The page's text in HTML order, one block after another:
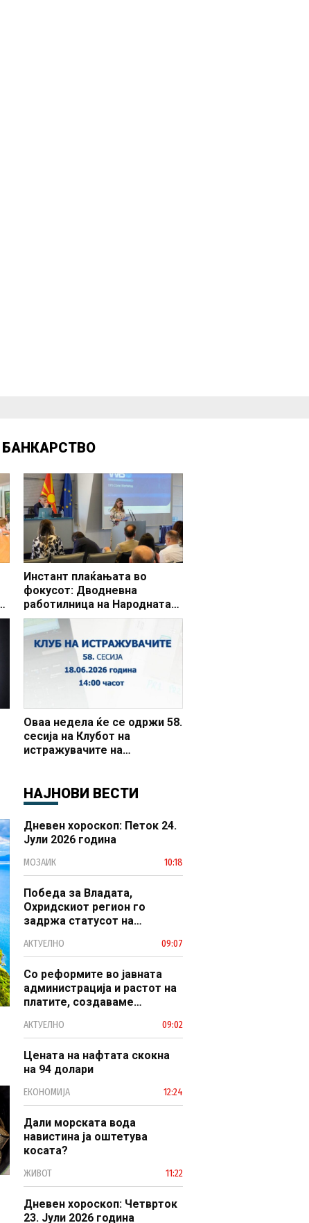
БАНКАРСТВО
Инстант плаќањата во
фокусот: Дводневна
работилница на Народната
банка со платежната
заедница
Оваа недела ќе се одржи 58.
сесија на Клубот на
истражувачите на
НАЈНОВИ ВЕСТИ
Дневен хороскоп: Петок 24.
Јули 2026 година
МОЗАИК 10:18
Победа за Владата,
Охридскиот регион го
задржа статусот на
наследство
АКТУЕЛНО 09:07
Со реформите во јавната
администрација и растот на
платите, создаваме
модерен јавен сектор
АКТУЕЛНО 09:02
Цената на нафтата скокна
на 94 долари
ЕКОНОМИЈА 12:24
Дали морската вода
навистина ја оштетува
косата?
ЖИВОТ 11:22
Дневен хороскоп: Четврток
23. Јули 2026 година